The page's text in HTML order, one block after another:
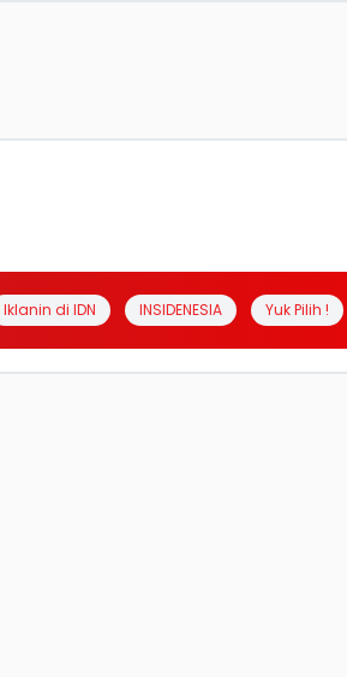
Iklanin di IDN INSIDENESIA Yuk Pilih !